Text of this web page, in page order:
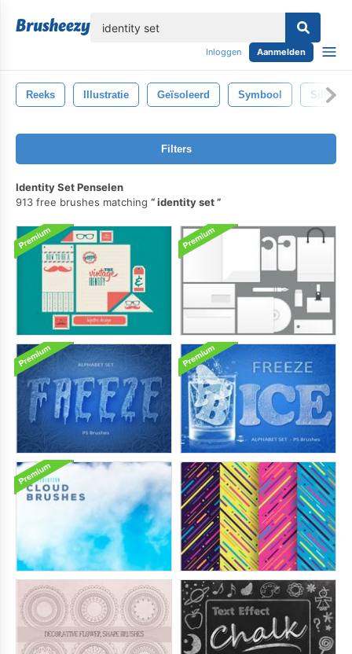
Inloggen Aanmelden
Reeks Illustratie Geïsoleerd Symbool Silhouet
Filters
Identity Set Penselen
913 free brushes matching
identity set